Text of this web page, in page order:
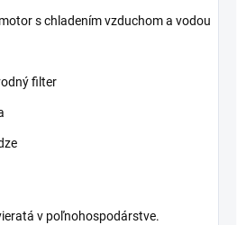
s chladením vzduchom a vodou
filter
v poľnohospodárstve.